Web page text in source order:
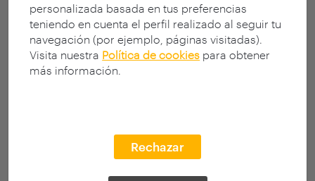
personalizada basada en tus preferencias
teniendo en cuenta el perfil realizado al seguir tu
navegación (por ejemplo, páginas visitadas).
Visita nuestra Política de cookies para obtener
más información.
Rechazar